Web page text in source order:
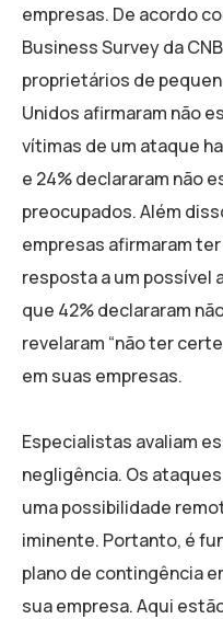
empresas. De acordo
Business Survey da
proprietários de
Unidos afirmaram não
vítimas de um ataque
e 24% declararam não
preocupados. Além
empresas afirmaram
resposta a um possível
que 42% declararam
revelaram “não ter
em suas empresas.
Especialistas avaliam
negligência. Os
uma possibilidade
iminente. Portanto, é
plano de contingência
sua empresa. Aqui